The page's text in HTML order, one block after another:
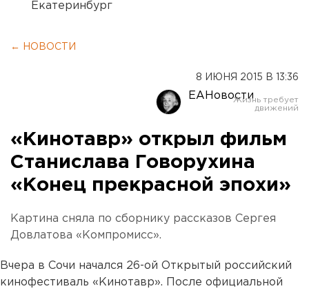
Екатеринбург
← НОВОСТИ
8 ИЮНЯ 2015 В 13:36
ЕАНовости
«Кинотавр» открыл фильм
Станислава Говорухина
«Конец прекрасной эпохи»
Картина сняла по сборнику рассказов Сергея
Довлатова «Компромисс».
Вчера в Сочи начался 26-ой Открытый российский
кинофестиваль «Кинотавр». После официальной